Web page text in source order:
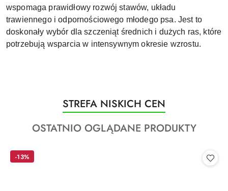
wspomaga prawidłowy rozwój stawów, układu
trawiennego i odpornościowego młodego psa. Jest to
doskonały wybór dla szczeniąt średnich i dużych ras, które
potrzebują wsparcia w intensywnym okresie wzrostu.
Pomiń karuzelę produktów
Produkty
o
statusie:
STREFA NISKICH CEN
Produkty
statusie:
OSTATNIO OGLĄDANE PRODUKTY
-13%